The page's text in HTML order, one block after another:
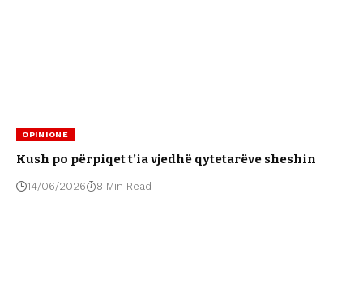
OPINIONE
Kush po përpiqet t’ia vjedhë qytetarëve sheshin
14/06/2026 8 Min Read